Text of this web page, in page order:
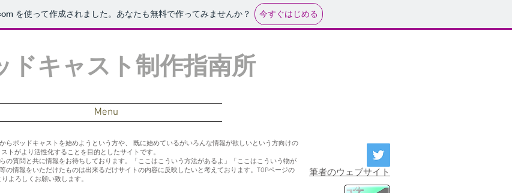
を使って作成されました。あなたも無料で作ってみませんか？ 今すぐはじめる
Menu
ドキャスト制作指南所
らポッドキャストを始めようという方や、 既に始めているがいろんな情報が欲しいという方向けの
トがより活性化することを目的としたサイトです。
の質問と共に情報をお待ちしております。「ここはこういう方法があるよ」「ここはこういう物が
の情報をいただけたものは出来るだけサイトの内容に反映したいと考えております。TOPページの
よろしくお願い致します。
筆者の​ウェブサイト